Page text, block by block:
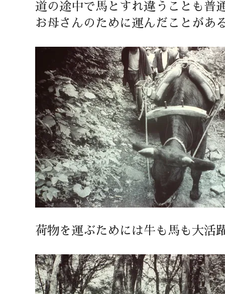
道の途中で馬とすれ違うことも普
お母さんのために運んだことが
荷物を運ぶためには牛も馬も大活